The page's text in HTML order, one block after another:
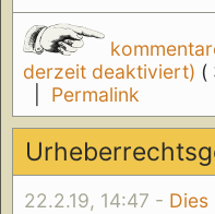
derzeit deaktiviert) (
Permalink
22.2.19, 14:47 - Dies